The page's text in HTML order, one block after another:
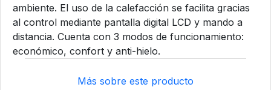
ambiente. El uso de la calefacción se facilita gracias
al control mediante pantalla digital LCD y mando a
distancia. Cuenta con 3 modos de funcionamiento:
económico, confort y anti-hielo.
Más sobre este producto